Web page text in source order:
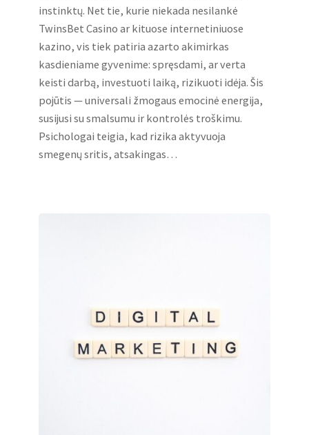
instinktų. Net tie, kurie niekada nesilankė
TwinsBet Casino ar kituose internetiniuose
kazino, vis tiek patiria azarto akimirkas
kasdieniame gyvenime: spręsdami, ar verta
keisti darbą, investuoti laiką, rizikuoti idėja. Šis
pojūtis — universali žmogaus emocinė energija,
susijusi su smalsumu ir kontrolės troškimu.
Psichologai teigia, kad rizika aktyvuoja
smegenų sritis, atsakingas…